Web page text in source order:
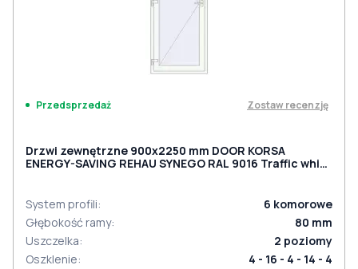
Przedsprzedaż Zostaw recenzję
Drzwi zewnętrzne 900x2250 mm DOOR KORSA
ENERGY-SAVING REHAU SYNEGO RAL 9016 Traffic white
System profili: 6 komorowe
Głębokość ramy: 80 mm
Uszczelka: 2 poziomy
Oszklenie: 4 - 16 - 4 - 14 - 4